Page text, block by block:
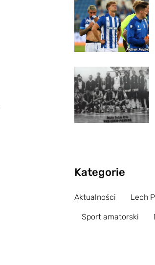
Kategorie
Aktualności Lech
Sport amatorski